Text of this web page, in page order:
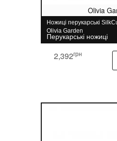
Olivia
Ножиці перукарські
Olivia Garden
Перукарські ножиці
2,392грн